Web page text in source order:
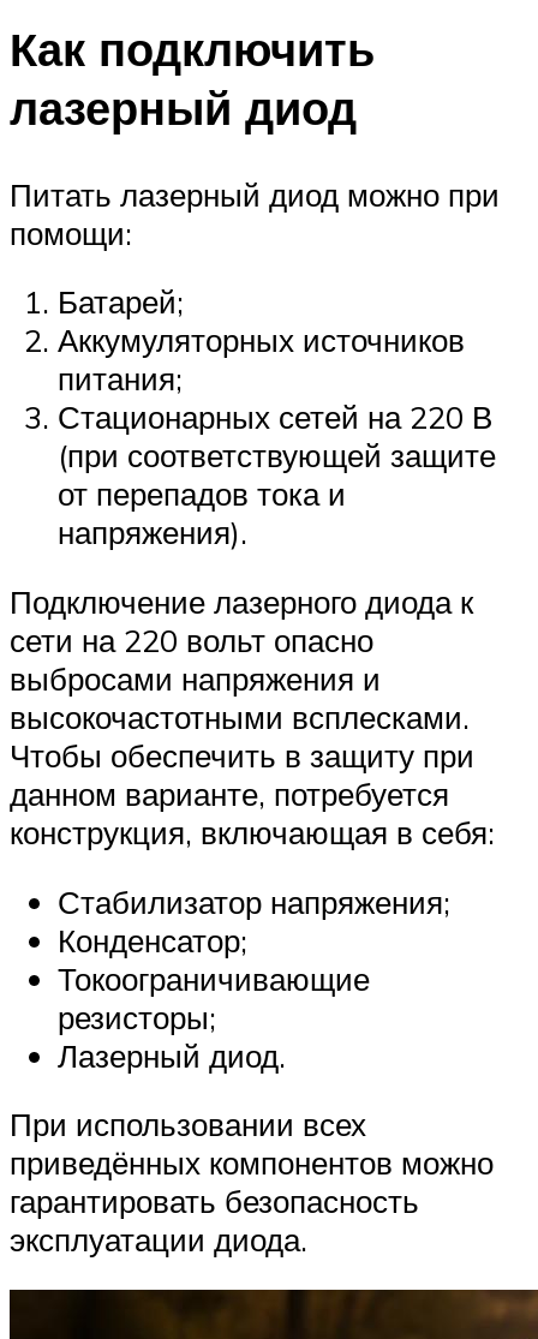
Как подключить
лазерный диод
Питать лазерный диод можно при
помощи:
Батарей;
Аккумуляторных источников
питания;
Стационарных сетей на 220 В
(при соответствующей защите
от перепадов тока и
напряжения).
Подключение лазерного диода к
сети на 220 вольт опасно
выбросами напряжения и
высокочастотными всплесками.
Чтобы обеспечить в защиту при
данном варианте, потребуется
конструкция, включающая в себя:
Стабилизатор напряжения;
Конденсатор;
Токоограничивающие
резисторы;
Лазерный диод.
При использовании всех
приведённых компонентов можно
гарантировать безопасность
эксплуатации диода.